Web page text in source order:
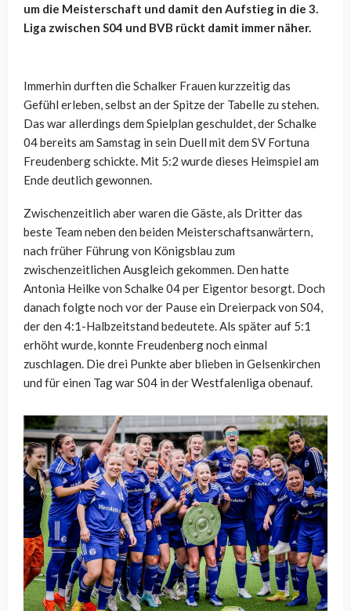
um die Meisterschaft und damit den Aufstieg in die 3.
Liga zwischen S04 und BVB rückt damit immer näher.
Immerhin durften die Schalker Frauen kurzzeitig das
Gefühl erleben, selbst an der Spitze der Tabelle zu stehen.
Das war allerdings dem Spielplan geschuldet, der Schalke
04 bereits am Samstag in sein Duell mit dem SV Fortuna
Freudenberg schickte. Mit 5:2 wurde dieses Heimspiel am
Ende deutlich gewonnen.
Zwischenzeitlich aber waren die Gäste, als Dritter das
beste Team neben den beiden Meisterschaftsanwärtern,
nach früher Führung von Königsblau zum
zwischenzeitlichen Ausgleich gekommen. Den hatte
Antonia Heilke von Schalke 04 per Eigentor besorgt. Doch
danach folgte noch vor der Pause ein Dreierpack von S04,
der den 4:1-Halbzeitstand bedeutete. Als später auf 5:1
erhöht wurde, konnte Freudenberg noch einmal
zuschlagen. Die drei Punkte aber blieben in Gelsenkirchen
und für einen Tag war S04 in der Westfalenliga obenauf.